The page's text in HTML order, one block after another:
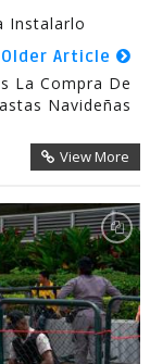
Instalarlo
Older Article
La Compra De
Navideñas
View More